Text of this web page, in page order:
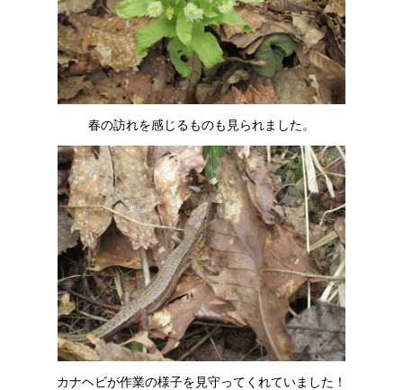
春の訪れを感じるものも見られました。
カナヘビが作業の様子を見守ってくれていました！